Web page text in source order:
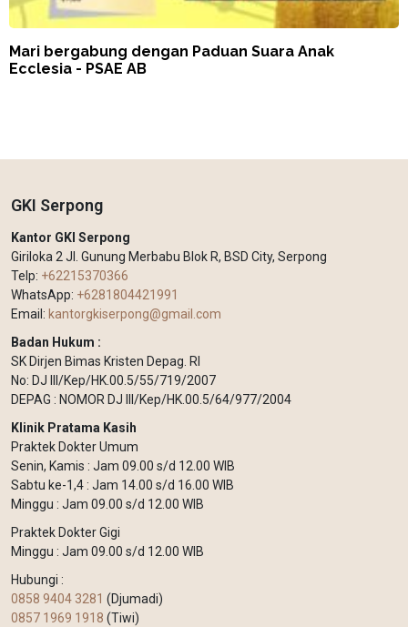
Mari bergabung dengan Paduan Suara Anak
Ecclesia - PSAE AB
GKI Serpong
Kantor GKI Serpong
Giriloka 2 Jl. Gunung Merbabu Blok R, BSD City, Serpong
Telp: +62215370366
WhatsApp: +6281804421991
Email: kantorgkiserpong@gmail.com
Badan Hukum :
SK Dirjen Bimas Kristen Depag. RI
No: DJ III/Kep/HK.00.5/55/719/2007
DEPAG : NOMOR DJ III/Kep/HK.00.5/64/977/2004
Klinik Pratama Kasih
Praktek Dokter Umum
Senin, Kamis : Jam 09.00 s/d 12.00 WIB
Sabtu ke-1,4 : Jam 14.00 s/d 16.00 WIB
Minggu : Jam 09.00 s/d 12.00 WIB
Praktek Dokter Gigi
Minggu : Jam 09.00 s/d 12.00 WIB
Hubungi :
0858 9404 3281 (Djumadi)
0857 1969 1918 (Tiwi)